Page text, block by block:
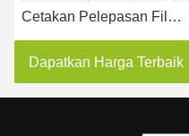
Cetakan Pelepasan Film
Plastik Larut Air Untuk
Batu Kuarsa Artifisial
Dapatkan Harga Terbaik